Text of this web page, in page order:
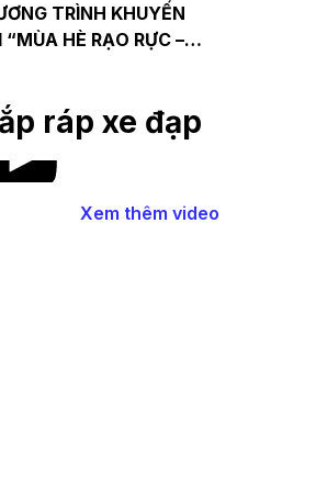
TRÌNH KHUYẾN
“MÙA HÈ RẠO RỰC –
ráp xe đạp
Xem thêm video